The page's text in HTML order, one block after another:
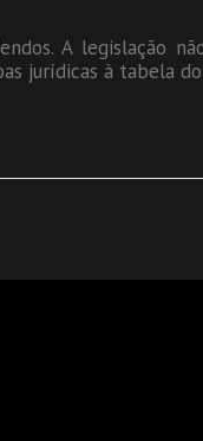
A legislação
jurídicas à tabela